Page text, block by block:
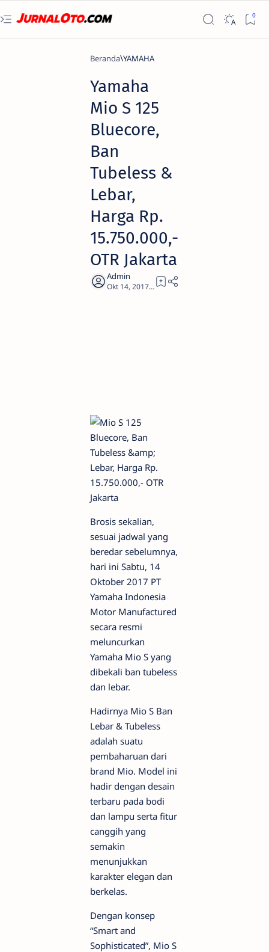
Beranda YAMAHA
Yamaha
Mio S 125
Bluecore,
Ban
Tubeless &
Lebar,
Harga Rp.
15.750.000,-
OTR Jakarta
3
Brosis sekalian,
sesuai jadwal yang
beredar sebelumnya,
hari ini Sabtu, 14
Oktober 2017 PT
Yamaha Indonesia
Motor Manufactured
secara resmi
meluncurkan
Yamaha Mio S yang
dibekali ban tubeless
dan lebar.
Hadirnya Mio S Ban
Lebar & Tubeless
adalah suatu
pembaharuan dari
brand Mio. Model ini
hadir dengan desain
terbaru pada bodi
dan lampu serta fitur
canggih yang
semakin
menunjukkan
karakter elegan dan
berkelas.
Dengan konsep
“Smart and
Sophisticated”, Mio S